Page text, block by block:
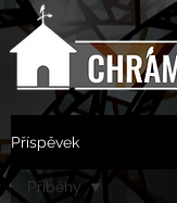
Příspěvek
Příběhy